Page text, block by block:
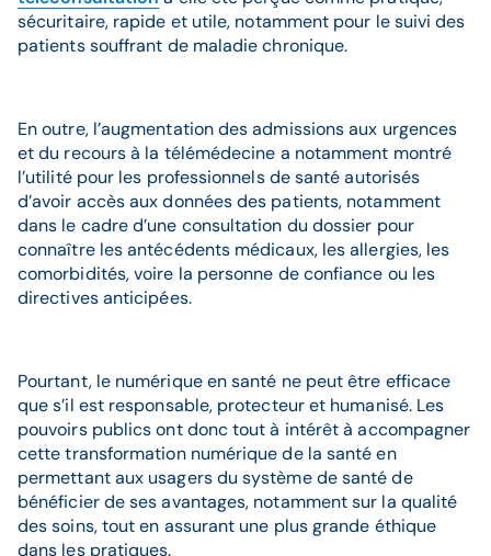
sécuritaire, rapide et utile, notamment pour le suivi des
patients souffrant de maladie chronique.
En outre, l’augmentation des admissions aux urgences
et du recours à la télémédecine a notamment montré
l’utilité pour les professionnels de santé autorisés
d’avoir accès aux données des patients, notamment
dans le cadre d’une consultation du dossier pour
connaître les antécédents médicaux, les allergies, les
comorbidités, voire la personne de confiance ou les
directives anticipées.
Pourtant, le numérique en santé ne peut être efficace
que s’il est responsable, protecteur et humanisé. Les
pouvoirs publics ont donc tout à intérêt à accompagner
cette transformation numérique de la santé en
permettant aux usagers du système de santé de
bénéficier de ses avantages, notamment sur la qualité
des soins, tout en assurant une plus grande éthique
dans les pratiques.